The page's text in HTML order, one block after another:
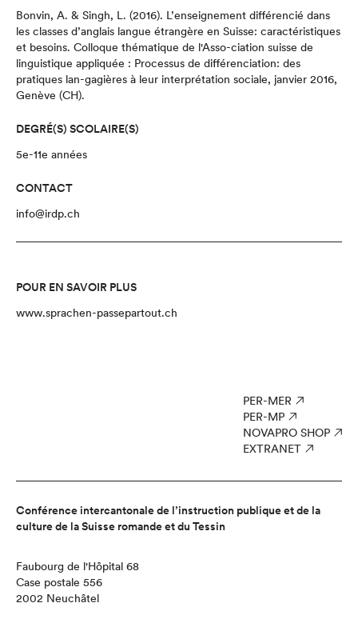
Bonvin, A. & Singh, L. (2016). L’enseignement différencié dans
les classes d’anglais langue étrangère en Suisse: caractéristiques
et besoins. Colloque thématique de l'Asso-ciation suisse de
linguistique appliquée : Processus de différenciation: des
pratiques lan-gagières à leur interprétation sociale, janvier 2016,
Genève (CH).
DEGRÉ(S) SCOLAIRE(S)
5e-11e années
CONTACT
info@irdp.ch
POUR EN SAVOIR PLUS
www.sprachen-passepartout.ch
PER-MER
PER-MP
NOVAPRO SHOP
EXTRANET
Conférence intercantonale de l’instruction publique et de la
culture de la Suisse romande et du Tessin
Faubourg de l'Hôpital 68
Case postale 556
2002 Neuchâtel